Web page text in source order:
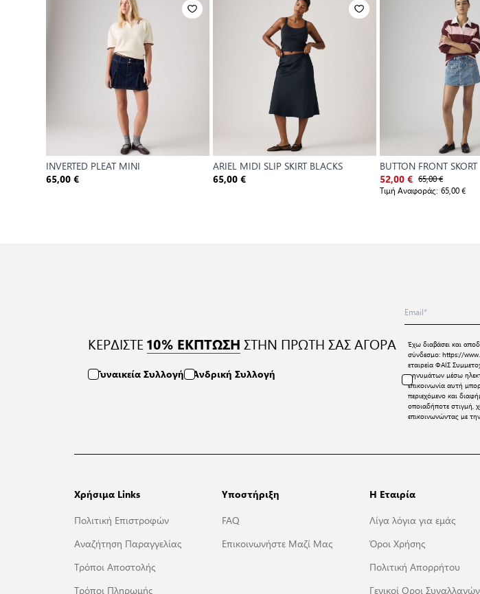
INVERTED PLEAT MINI
65,00 €
ARIEL MIDI SLIP SKIRT BLACKS
65,00 €
BUTTON FRONT SKORT
52,00 € 65,00 €
Τιμή Αναφοράς: 65,00 €
ΚΕΡΔΙΣΤΕ 10% ΕΚΠΤΩΣΗ ΣΤΗΝ ΠΡΩΤΗ ΣΑΣ ΑΓΟΡΑ
Γυναικεία Συλλογή Ανδρική Συλλογή
Έχω διαβάσει και
σύνδεσμο:https://
εταιρεία ΦΑΙΣ
μηνυμάτων μέσω
επικοινωνία αυτή
περιεχόμενο και
οποιαδήποτε στιγμή,
επικοινωνώντας με
Χρήσιμα Links
Πολιτική Επιστροφών
Αναζήτηση Παραγγελίας
Τρόποι Αποστολής
Τρόποι Πληρωμής
Υποστήριξη
FAQ
Επικοινωνήστε Μαζί Μας
Η Εταιρία
Λίγα λόγια για εμάς
Όροι Χρήσης
Πολιτική Απορρήτου
Γενικοί Οροι Συναλλαγών